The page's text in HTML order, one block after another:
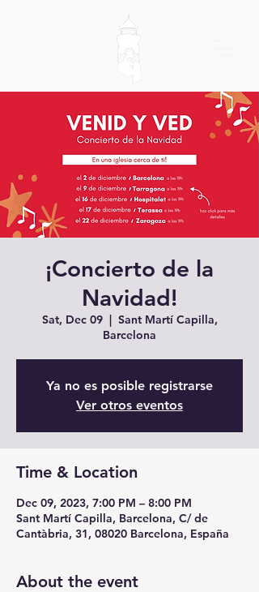
¡Concierto de la
Navidad!
Sat, Dec 09
  |
Sant Martí Capilla,
Barcelona
Ya no es posible registrarse
Ver otros eventos
Time & Location
Dec 09, 2023, 7:00 PM – 8:00 PM
Sant Martí Capilla, Barcelona, C/ de
Cantàbria, 31, 08020 Barcelona, España
About the event